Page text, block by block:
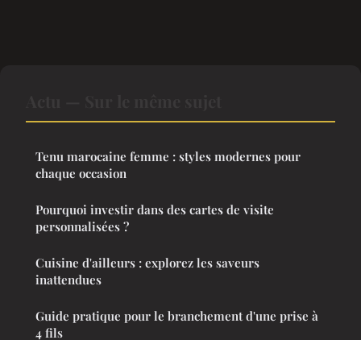
Tenu marocaine femme : styles modernes pour
chaque occasion
Pourquoi investir dans des cartes de visite
personnalisées ?
Cuisine d'ailleurs : explorez les saveurs
inattendues
Guide pratique pour le branchement d'une prise à
4 fils